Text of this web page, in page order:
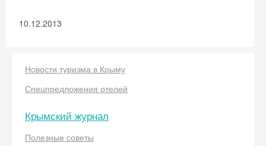
10.12.2013
Новости туризма в Крыму
Спецпредложения отелей
Крымский журнал
Полезные советы